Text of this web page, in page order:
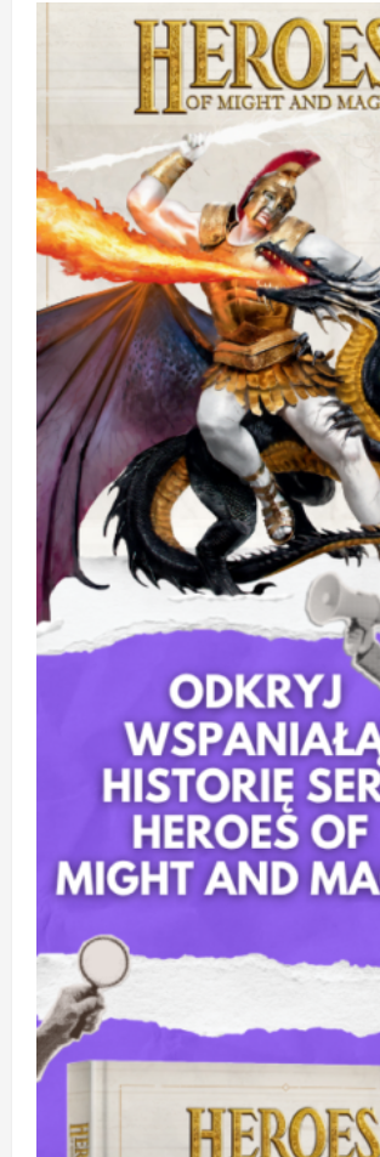
Bez
serca
robi
Królową
(i
traci
wszystko
po
drodze)